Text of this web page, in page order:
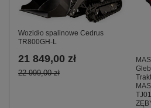
Wozidło spalinowe Cedrus
TR800GH-L
21 849,00 zł
22 999,00 zł